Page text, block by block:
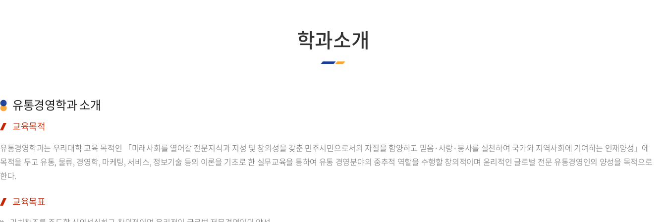
학과소개
유통경영학과 소개
교육목적
유통경영학과는 우리대학 교육 목적인 「미래사회를 열어갈 전문지식과 지성 및 창의성을 갖춘 민주시민으로서의 자질을 함양하고 믿음·사랑·봉사를 실천하여 국가와 지역사회에 기여하는 인재양성」에
목적을 두고 유통, 물류, 경영학, 마케팅, 서비스, 정보기술 등의 이론을 기초로 한 실무교육을 통하여 유통 경영분야의 중추적 역할을 수행할 창의적이며 윤리적인 글로벌 전문 유통경영인의 양성을 목적으로
한다.
교육목표